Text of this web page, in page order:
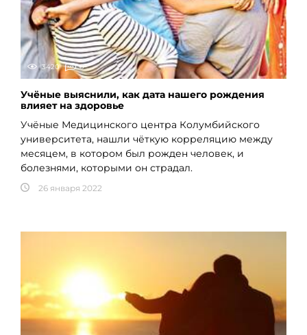
3420 0
Учёные выяснили, как дата нашего рождения
влияет на здоровье
Учёные Медицинского центра Колумбийского
университета, нашли чёткую корреляцию между
месяцем, в котором был рожден человек, и
болезнями, которыми он страдал.
26 января 2022